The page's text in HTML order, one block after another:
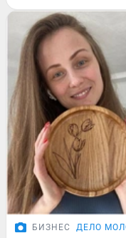
БИЗНЕС ДЕЛО